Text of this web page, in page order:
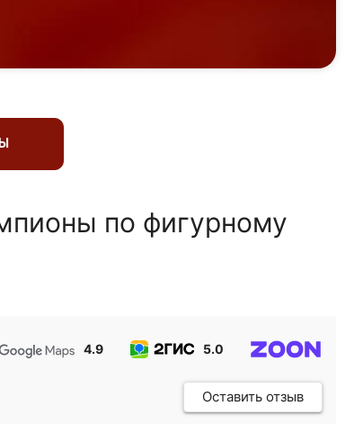
по фигурному
4.9 5.0
Оставить отзыв